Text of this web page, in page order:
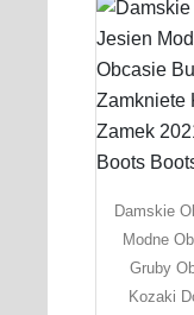
Damskie
Modne
Gruby
Kozaki